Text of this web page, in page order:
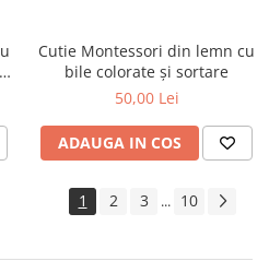
Cutie Montessori din lemn cu
bile colorate și sortare
50,00 Lei
ADAUGA IN COS
1 2 3 ... 10